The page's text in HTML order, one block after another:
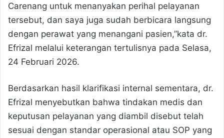
Carenang untuk menanyakan perihal pelayanan
tersebut, dan saya juga sudah berbicara langsung
dengan perawat yang menangani pasien,”kata dr.
Efrizal melalui keterangan tertulisnya pada Selasa,
24 Februari 2026.
Berdasarkan hasil klarifikasi internal sementara, dr.
Efrizal menyebutkan bahwa tindakan medis dan
keputusan pelayanan yang diambil disebut telah
sesuai dengan standar operasional atau SOP yang